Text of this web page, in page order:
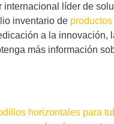
líder de
inventario de
a la
más información
horizontales para